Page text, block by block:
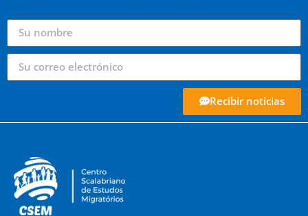
Recibir noticias